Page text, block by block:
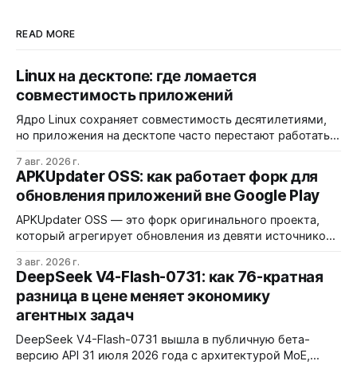
READ MORE
Linux на десктопе: где ломается
совместимость приложений
Ядро Linux сохраняет совместимость десятилетиями,
но приложения на десктопе часто перестают работать
Разработчики обвиняют GNOME и дистрибутивы в
создании искусственных барьеров, а пользователи
платят за это нестабильностью.
7 авг. 2026 г.
APKUpdater OSS: как работает форк для
обновления приложений вне Google Play
APKUpdater OSS — это форк оригинального проекта,
который агрегирует обновления из девяти источников,
установку через Session Installer, Root или Shizuku, но
требует ручной проверки безопасности APK и зависит
от качества метаданных в источниках.
3 авг. 2026 г.
DeepSeek V4-Flash-0731: как 76-кратная
разница в цене меняет экономику
агентных задач
DeepSeek V4-Flash-0731 вышла в публичную бета-
версию API 31 июля 2026 года с архитектурой MoE,